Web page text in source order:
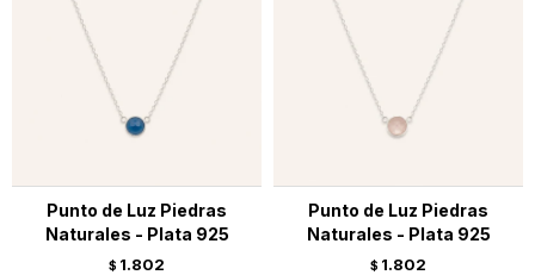
Punto de Luz Piedras
Naturales - Plata 925
$ 1.802
Punto de Luz Piedras
Naturales - Plata 925
$ 1.802